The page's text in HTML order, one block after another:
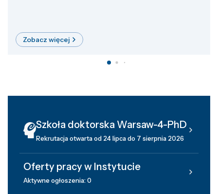
Zobacz więcej
Szkoła doktorska Warsaw-4-PhD
Rekrutacja otwarta od 24 lipca do 7 sierpnia 2026
Oferty pracy w Instytucie
Aktywne ogłoszenia: 0